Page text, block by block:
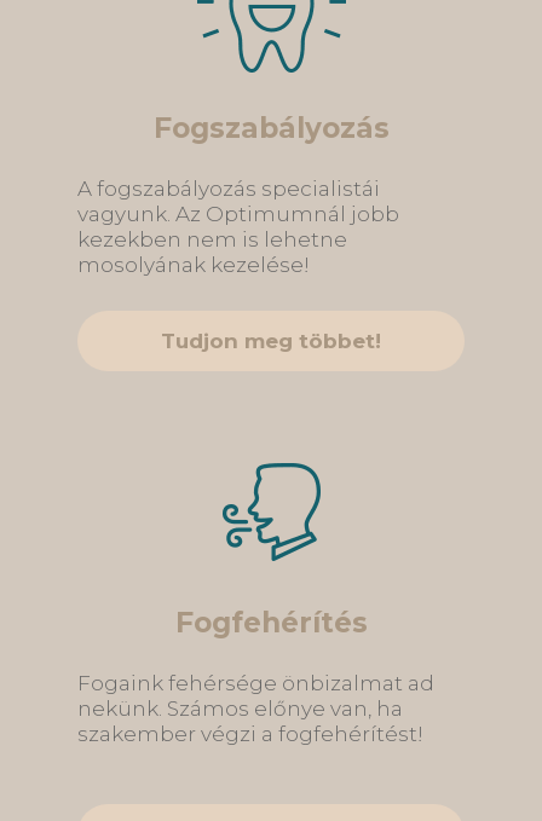
Fogszabályozás
A fogszabályozás specialistái
vagyunk. Az Optimumnál jobb
kezekben nem is lehetne
mosolyának kezelése!
Tudjon meg többet!
Fogfehérítés
Fogaink fehérsége önbizalmat ad
nekünk. Számos előnye van, ha
szakember végzi a fogfehérítést!